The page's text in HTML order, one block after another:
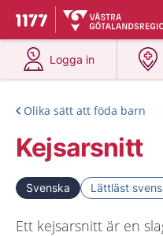
Till startsidan för 1177
Du har valt region
Logga in
på 1177.se
Olika sätt att föda barn
Kejsarsnitt
Svenska Lättläst
Ett kejsarsnitt är en